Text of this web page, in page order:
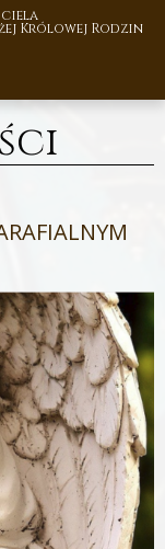
Królowej Rodzin